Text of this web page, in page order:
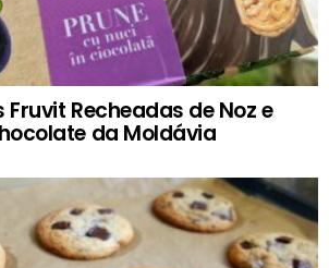
Recheadas de Noz e
da Moldávia